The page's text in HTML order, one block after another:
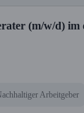
(m/w/d)
Arbeitgeber